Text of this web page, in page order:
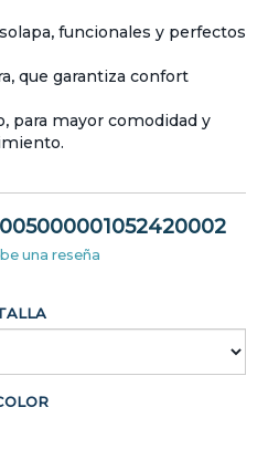
funcionales y perfectos
que garantiza confort
para mayor comodidad y
005000001052420002
una reseña